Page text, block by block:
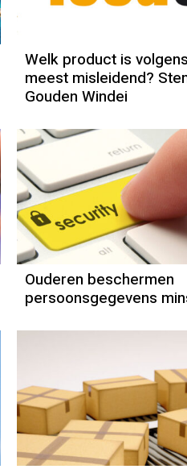
Welk product is
meest misleidend?
Gouden Windei
Ouderen beschermen
persoonsgegevens